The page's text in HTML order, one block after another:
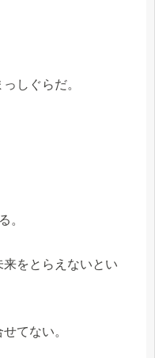
しぐらだ。
。
をとらえないとい
てない。